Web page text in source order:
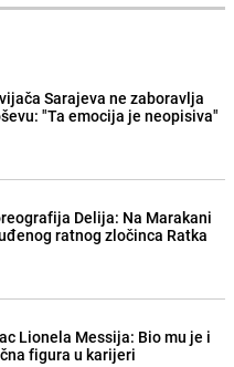
Sarajeva ne zaboravlja
"Ta emocija je neopisiva"
Delija: Na Marakani
ratnog zločinca Ratka
Lionela Messija: Bio mu je i
figura u karijeri